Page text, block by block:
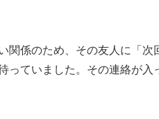
係のため、その友人に「次
ていました。その連絡が入